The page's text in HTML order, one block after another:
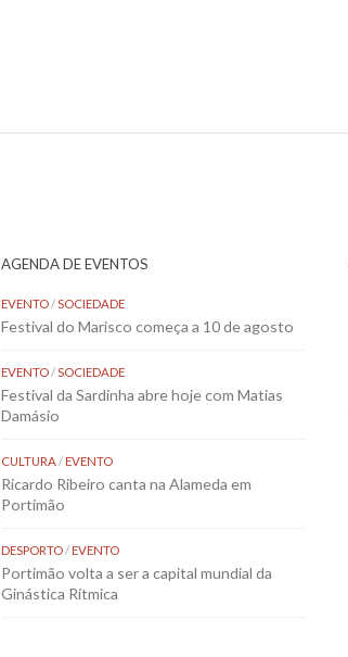
AGENDA DE EVENTOS
EVENTO/SOCIEDADE
Festival do Marisco começa a 10 de agosto
EVENTO/SOCIEDADE
Festival da Sardinha abre hoje com Matias
Damásio
CULTURA/EVENTO
Ricardo Ribeiro canta na Alameda em
Portimão
DESPORTO/EVENTO
Portimão volta a ser a capital mundial da
Ginástica Rítmica